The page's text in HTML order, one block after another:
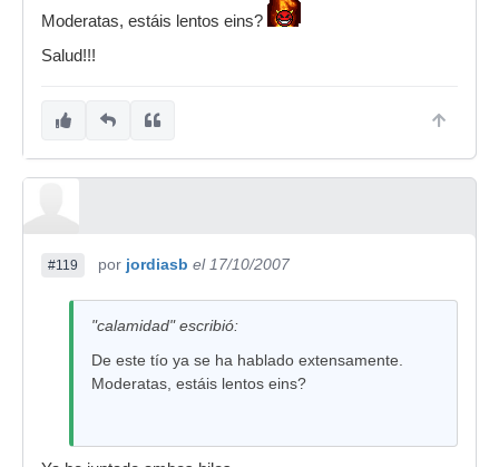
Moderatas, estáis lentos eins?
Salud!!!
#119 por jordiasb el 17/10/2007
"calamidad" escribió:
De este tío ya se ha hablado extensamente.
Moderatas, estáis lentos eins?